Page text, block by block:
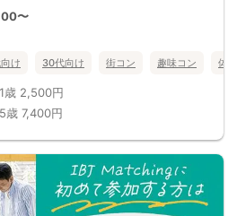
〜
け 30代向け 街コン 趣味コン 体
歳 2,500円
歳 7,400円